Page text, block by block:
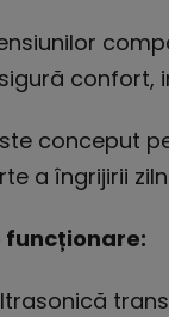
confort,
conceput
a îngrijirii
funcționare: